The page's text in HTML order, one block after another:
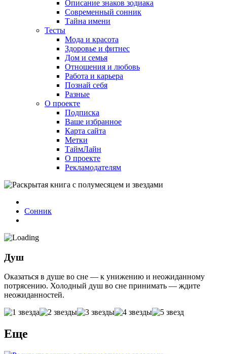
Описание знаков зодиака
Современный сонник
Тайна имени
Тесты
Мода и красота
Здоровье и фитнес
Дом и семья
Отношения и любовь
Работа и карьера
Познай себя
Разные
О проекте
Подписка
Ваше избранное
Карта сайта
Метки
ТаймЛайн
О проекте
Рекламодателям
Сонник
Душ
Оказаться в душе во сне — к унижению и неожиданному
потрясению. Холодный душ во сне принимать — ждите
неожиданностей.
Еще